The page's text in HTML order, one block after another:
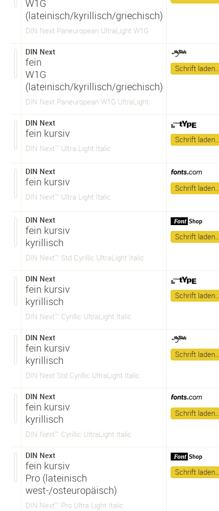
W1G
(lateinisch/kyrillisch/griechisch)
DIN Next Paneuropean UltraLight W1G
DIN Next
fein
W1G
(lateinisch/kyrillisch/griechisch)
DIN Next Paneuropean W1G UltraLight
Schrift
DIN Next
fein kursiv
DIN Next™ Ultra Light Italic
Schrift
DIN Next
fein kursiv
DIN Next™ Ultra Light Italic
Schrift
DIN Next
fein kursiv
kyrillisch
DIN Next™ Std Cyrillic UltraLight Italic
Schrift
DIN Next
fein kursiv
kyrillisch
DIN Next™ Cyrillic UltraLight Italic
Schrift
DIN Next
fein kursiv
kyrillisch
DIN Next Std Cyrillic UltraLight Italic
Schrift
DIN Next
fein kursiv
kyrillisch
DIN Next™ Cyrillic UltraLight Italic
Schrift
DIN Next
fein kursiv
Pro (lateinisch
west-/osteuropäisch)
DIN Next™ Pro Ultra Light Italic
Schrift